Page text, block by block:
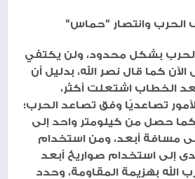
الحرب وانتصار "حماس"
بشكل محدود، ولن يكتفي
كما قال نصر الله، بدليل أن
الخطاب اشتعلت أكثر،
تصاعديًا وفق تصاعد الحرب؛
حصل من كيلومتر واحد إلى
مسافة أبعد، ومن استخدام
إلى استخدام صواريخ أبعد
بهزيمة المقاومة، وحدد